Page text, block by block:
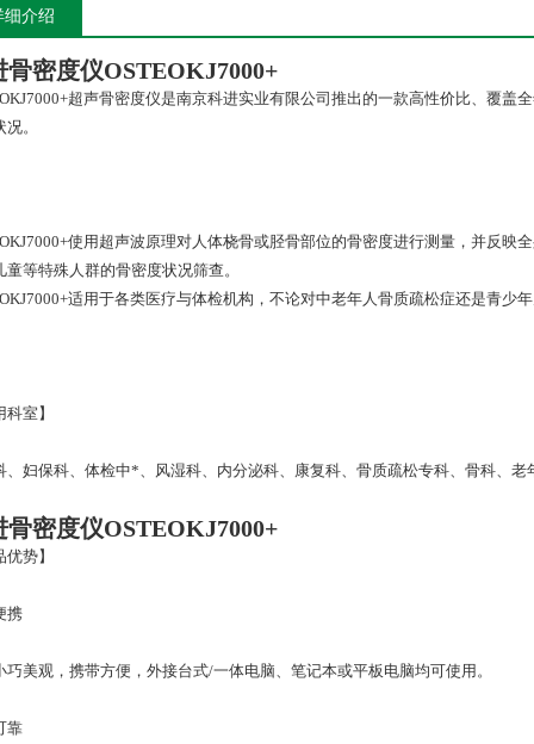
细介绍
骨密度仪OSTEOKJ7000+
超声骨密度仪是南京科进实业有限公司推出的一款高性价比、覆盖
。
使用超声波原理对人体桡骨或胫骨部位的骨密度进行测量，并反映
童等特殊人群的骨密度状况筛查。
适用于各类医疗与体检机构，不论对中老年人骨质疏松症还是青少
室】
、妇保科、体检中*、风湿科、内分泌科、康复科、骨质疏松专科、骨科、老
骨密度仪OSTEOKJ7000+
势】
携
巧美观，携带方便，外接台式/一体电脑、笔记本或平板电脑均可使用。
靠